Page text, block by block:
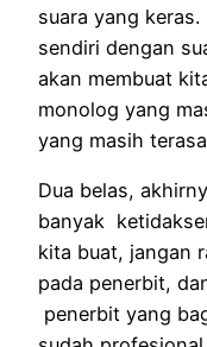
suara yang
sendiri dengan
akan membuat
monolog yang
yang masih
Dua belas,
banyak
kita buat, jangan
pada penerbit,
penerbit yang